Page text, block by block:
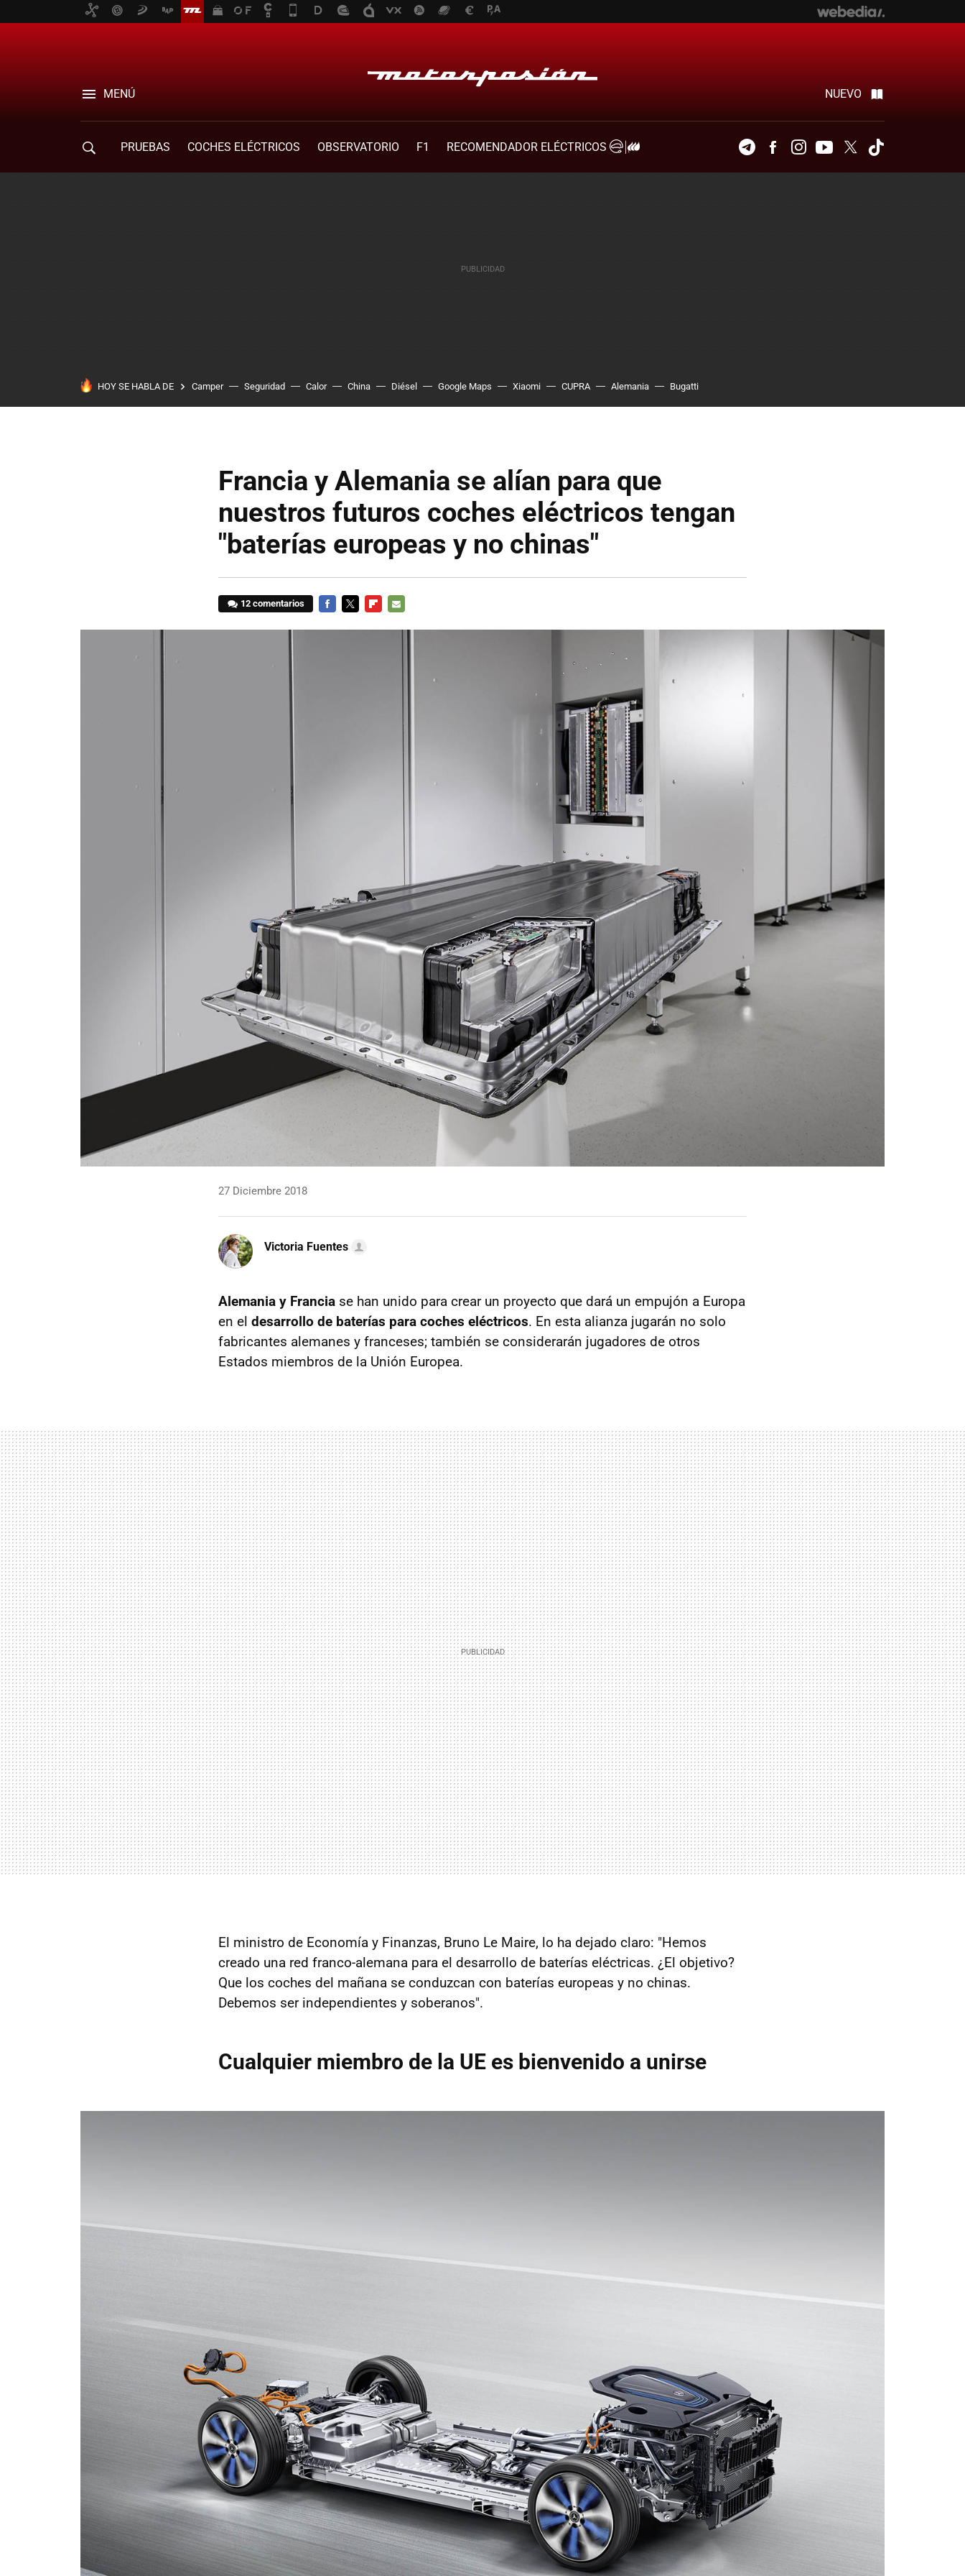
MENÚ NUEVO
PRUEBAS COCHES ELÉCTRICOS OBSERVATORIO F1
RECOMENDADOR ELÉCTRICOS
TelegramFacebookInstagramYoutubeTwitter
HOY SE HABLA DE Camper Seguridad Calor China Diésel Google Maps Xiaomi CUPRA Alemania Bugatti
Francia y Alemania se alían para que
nuestros futuros coches eléctricos tengan
"baterías europeas y no chinas"
12 comentarios
27 Diciembre 2018
Victoria Fuentes
Alemania y Francia se han unido para crear un proyecto que dará un empujón a Europa
en el desarrollo de baterías para coches eléctricos. En esta alianza jugarán no solo
fabricantes alemanes y franceses; también se considerarán jugadores de otros
Estados miembros de la Unión Europea.
El ministro de Economía y Finanzas, Bruno Le Maire, lo ha dejado claro: "Hemos
creado una red franco-alemana para el desarrollo de baterías eléctricas. ¿El objetivo?
Que los coches del mañana se conduzcan con baterías europeas y no chinas.
Debemos ser independientes y soberanos".
Cualquier miembro de la UE es bienvenido a unirse